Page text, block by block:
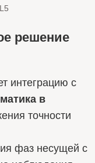
решение
интеграцию с
в
точности
фаз несущей с